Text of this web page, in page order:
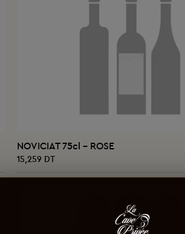
AJOUTER AU PANIER
NOVICIAT 75cl - ROSE
15,259 DT